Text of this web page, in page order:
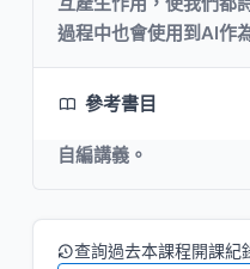
過程中也會使用到AI作
參考書目
自編講義。
查詢過去本課程開課紀